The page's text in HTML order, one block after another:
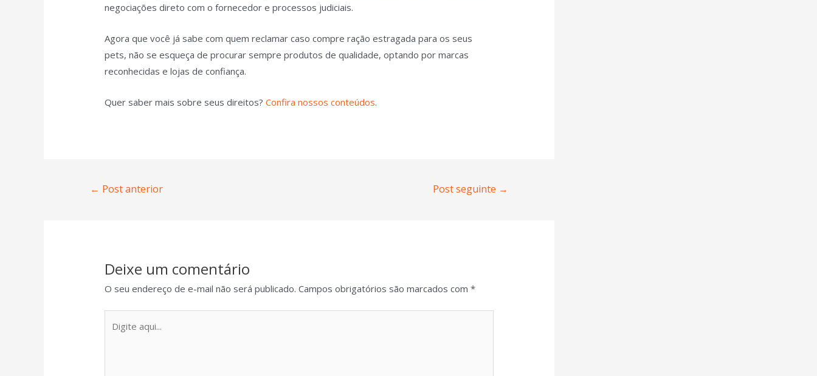
negociações direto com o fornecedor e processos judiciais.
Agora que você já sabe com quem reclamar caso compre ração estragada para os seus
pets, não se esqueça de procurar sempre produtos de qualidade, optando por marcas
reconhecidas e lojas de confiança.
Quer saber mais sobre seus direitos?Confira nossos conteúdos.
← Post anterior Post seguinte →
Deixe um comentário
O seu endereço de e-mail não será publicado. Campos obrigatórios são marcados com*